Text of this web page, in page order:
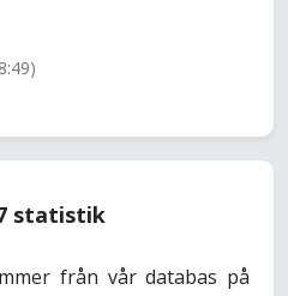
statistik
från vår databas på